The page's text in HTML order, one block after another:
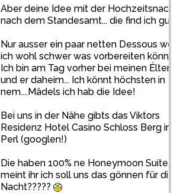
Aber deine Idee mit der Hochzeitsnacht
nach dem Standesamt... die find ich gut!
Nur ausser ein paar netten Dessous
ich wohl schwer was vorbereiten
Ich bin am Tag vorher bei meinen Éltern
und er daheim... Ich könnt höchsten in
nem....Mädels ich hab die Idee!
Bei uns in der Nähe gibts das Viktors
Residenz Hotel Casino Schloss Berg in
Perl (googlen!)
Die haben 100% ne Honeymoon Suite...
meint ihr ich soll uns das gönnen für die
Nacht?????